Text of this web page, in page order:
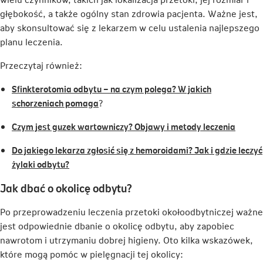
głębokość, a także ogólny stan zdrowia pacjenta. Ważne jest,
aby skonsultować się z lekarzem w celu ustalenia najlepszego
planu leczenia.
Przeczytaj również:
Sfinkterotomia odbytu – na czym polega? W jakich
schorzeniach pomagaLink
się
nowej
?
Czym jest guzek wartowniczy? Objawy i metody leczenia
się
Do jakiego lekarza zgłosić się z hemoroidami? Jak i gdzie leczyć
żylaki odbytu?Link
się
Jak dbać o okolicę odbytu?
Po przeprowadzeniu leczenia przetoki okołoodbytniczej ważne
jest odpowiednie dbanie o okolicę odbytu, aby zapobiec
nawrotom i utrzymaniu dobrej higieny. Oto kilka wskazówek,
które mogą pomóc w pielęgnacji tej okolicy: